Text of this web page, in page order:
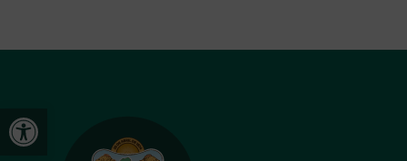
Open toolbar